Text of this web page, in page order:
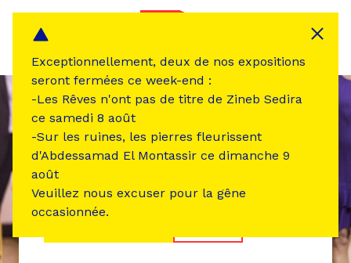
Exceptionnellement, deux de nos expositions
seront fermées ce week-end :
-Les Rêves n'ont pas de titre de Zineb Sedira
ce samedi 8 août
-Sur les ruines, les pierres fleurissent
d'Abdessamad El Montassir ce dimanche 9
août
Veuillez nous excuser pour la gêne
occasionnée.
Panneau de gestion des cookies